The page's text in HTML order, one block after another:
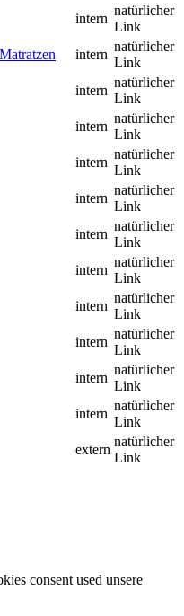
intern
natürlicher
Link
intern
natürlicher
Link
intern
natürlicher
Link
intern
natürlicher
Link
intern
natürlicher
Link
intern
natürlicher
Link
intern
natürlicher
Link
intern
natürlicher
Link
intern
natürlicher
Link
intern
natürlicher
Link
intern
natürlicher
Link
intern
natürlicher
Link
extern
natürlicher
Link
consent used unsere